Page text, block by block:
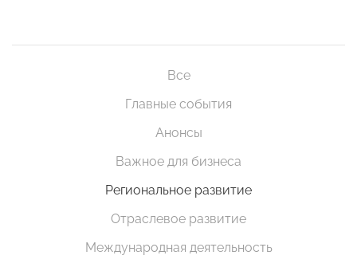
Все
Главные события
Анонсы
Важное для бизнеса
Региональное развитие
Отраслевое развитие
Международная деятельность